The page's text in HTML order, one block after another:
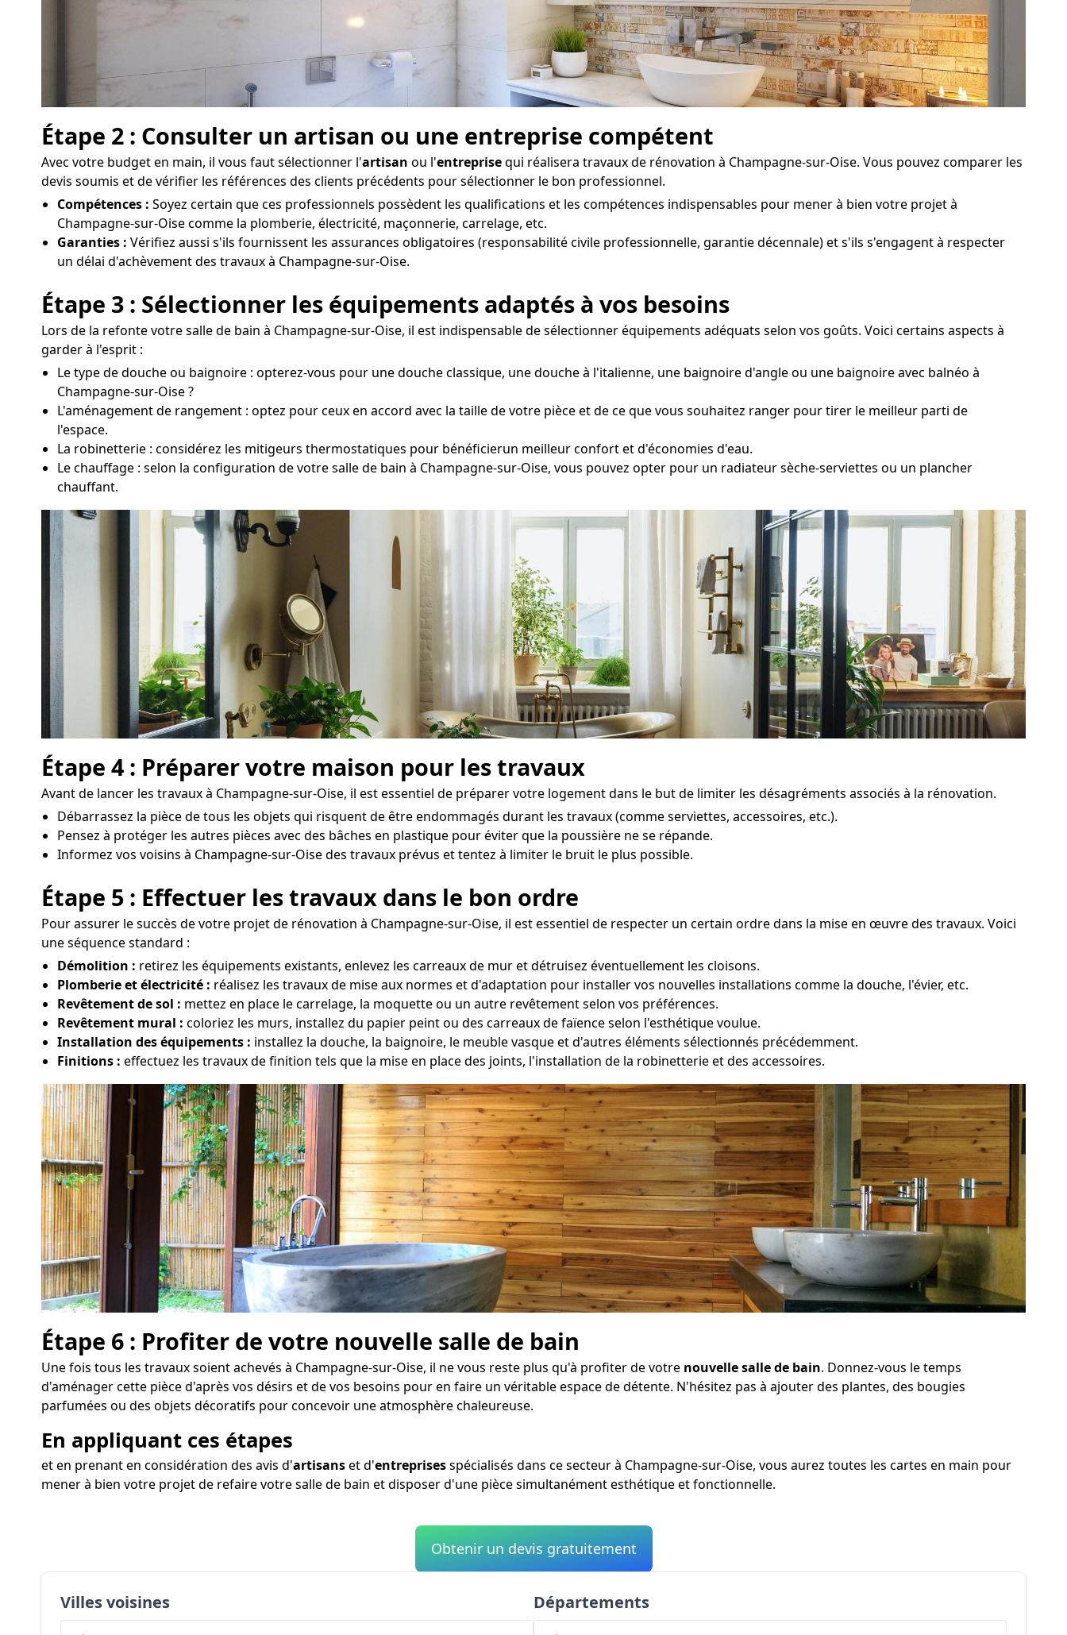
Étape 2 : Consulter un artisan ou une entreprise compétent
Avec votre budget en main, il vous faut sélectionner l'artisan ou l'entreprisequi réalisera travaux de rénovation à Champagne-sur-Oise. Vous pouvez comparer les
devis soumis et de vérifier les références des clients précédents pour sélectionner le bon professionnel.
Compétences : Soyez certain que ces professionnels possèdent les qualifications et les compétences indispensables pour mener à bien votre projet à
Champagne-sur-Oise comme la plomberie, électricité, maçonnerie, carrelage, etc.
Garanties : Vérifiez aussi s'ils fournissent les assurances obligatoires (responsabilité civile professionnelle, garantie décennale) et s'ils s'engagent à respecter
un délai d'achèvement des travaux à Champagne-sur-Oise.
Étape 3 : Sélectionner les équipements adaptés à vos besoins
Lors de la refonte votre salle de bain à Champagne-sur-Oise, il est indispensable de sélectionner équipements adéquats selon vos goûts. Voici certains aspects à
garder à l'esprit :
Le type de douche ou baignoire : opterez-vous pour une douche classique, une douche à l'italienne, une baignoire d'angle ou une baignoire avec balnéo à
Champagne-sur-Oise ?
L'aménagement de rangement : optez pour ceux en accord avec la taille de votre pièce et de ce que vous souhaitez ranger pour tirer le meilleur parti de
l'espace.
La robinetterie : considérez les mitigeurs thermostatiques pour bénéficierun meilleur confort et d'économies d'eau.
Le chauffage : selon la configuration de votre salle de bain à Champagne-sur-Oise, vous pouvez opter pour un radiateur sèche-serviettes ou un plancher
chauffant.
Étape 4 : Préparer votre maison pour les travaux
Avant de lancer les travaux à Champagne-sur-Oise, il est essentiel de préparer votre logement dans le but de limiter les désagréments associés à la rénovation.
Débarrassez la pièce de tous les objets qui risquent de être endommagés durant les travaux (comme serviettes, accessoires, etc.).
Pensez à protéger les autres pièces avec des bâches en plastique pour éviter que la poussière ne se répande.
Informez vos voisins à Champagne-sur-Oise des travaux prévus et tentez à limiter le bruit le plus possible.
Étape 5 : Effectuer les travaux dans le bon ordre
Pour assurer le succès de votre projet de rénovation à Champagne-sur-Oise, il est essentiel de respecter un certain ordre dans la mise en œuvre des travaux. Voici
une séquence standard :
Démolition : retirez les équipements existants, enlevez les carreaux de mur et détruisez éventuellement les cloisons.
Plomberie et électricité : réalisez les travaux de mise aux normes et d'adaptation pour installer vos nouvelles installations comme la douche, l'évier, etc.
Revêtement de sol : mettez en place le carrelage, la moquette ou un autre revêtement selon vos préférences.
Revêtement mural : coloriez les murs, installez du papier peint ou des carreaux de faïence selon l'esthétique voulue.
Installation des équipements : installez la douche, la baignoire, le meuble vasque et d'autres éléments sélectionnés précédemment.
Finitions : effectuez les travaux de finition tels que la mise en place des joints, l'installation de la robinetterie et des accessoires.
Étape 6 : Profiter de votre nouvelle salle de bain
Une fois tous les travaux soient achevés à Champagne-sur-Oise, il ne vous reste plus qu'à profiter de votre nouvelle salle de bain. Donnez-vous le temps
d'aménager cette pièce d'après vos désirs et de vos besoins pour en faire un véritable espace de détente. N'hésitez pas à ajouter des plantes, des bougies
parfumées ou des objets décoratifs pour concevoir une atmosphère chaleureuse.
En appliquant ces étapes
et en prenant en considération des avis d'artisanset d'entreprisesspécialisés dans ce secteur à Champagne-sur-Oise, vous aurez toutes les cartes en main pour
mener à bien votre projet de refaire votre salle de bain et disposer d'une pièce simultanément esthétique et fonctionnelle.
Obtenir un devis gratuitement
Villes voisines Départements